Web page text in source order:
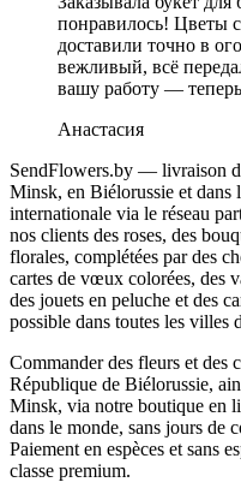
понравилось! Цветы
доставили точно в
вежливый, всё
вашу работу — теперь
Анастасия
SendFlowers.by — livraison
Minsk, en Biélorussie et dans
internationale via le réseau
nos clients des roses, des
florales, complétées par des
cartes de vœux colorées, des
des jouets en peluche et des
possible dans toutes les villes
Commander des fleurs et des
République de Biélorussie,
Minsk, via notre boutique en
dans le monde, sans jours de
Paiement en espèces et sans
classe premium.